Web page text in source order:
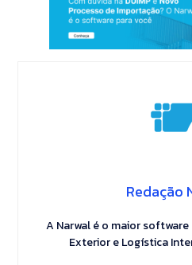
Redação
A Narwal é o maior
Exterior e Logística